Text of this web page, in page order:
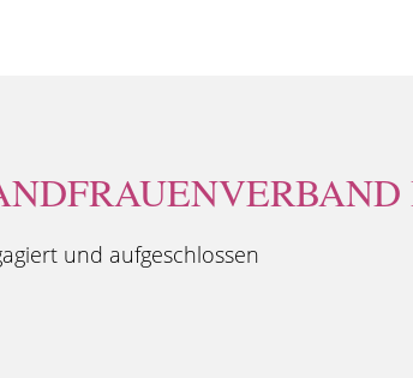
und aufgeschlossen